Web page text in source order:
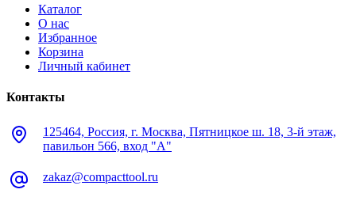
Каталог
О нас
Избранное
Корзина
Личный кабинет
Контакты
125464, Россия, г. Москва, Пятницкое ш. 18, 3-й этаж,
павильон 566, вход "А"
zakaz@compacttool.ru